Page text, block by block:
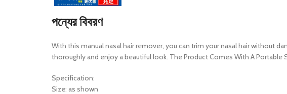
পন্যের বিবরণ
With this manual nasal hair remover, you can trim your nasal hair without
thoroughly and enjoy a beautiful look. The Product Comes With A Portable
Specification:
Size: as shown